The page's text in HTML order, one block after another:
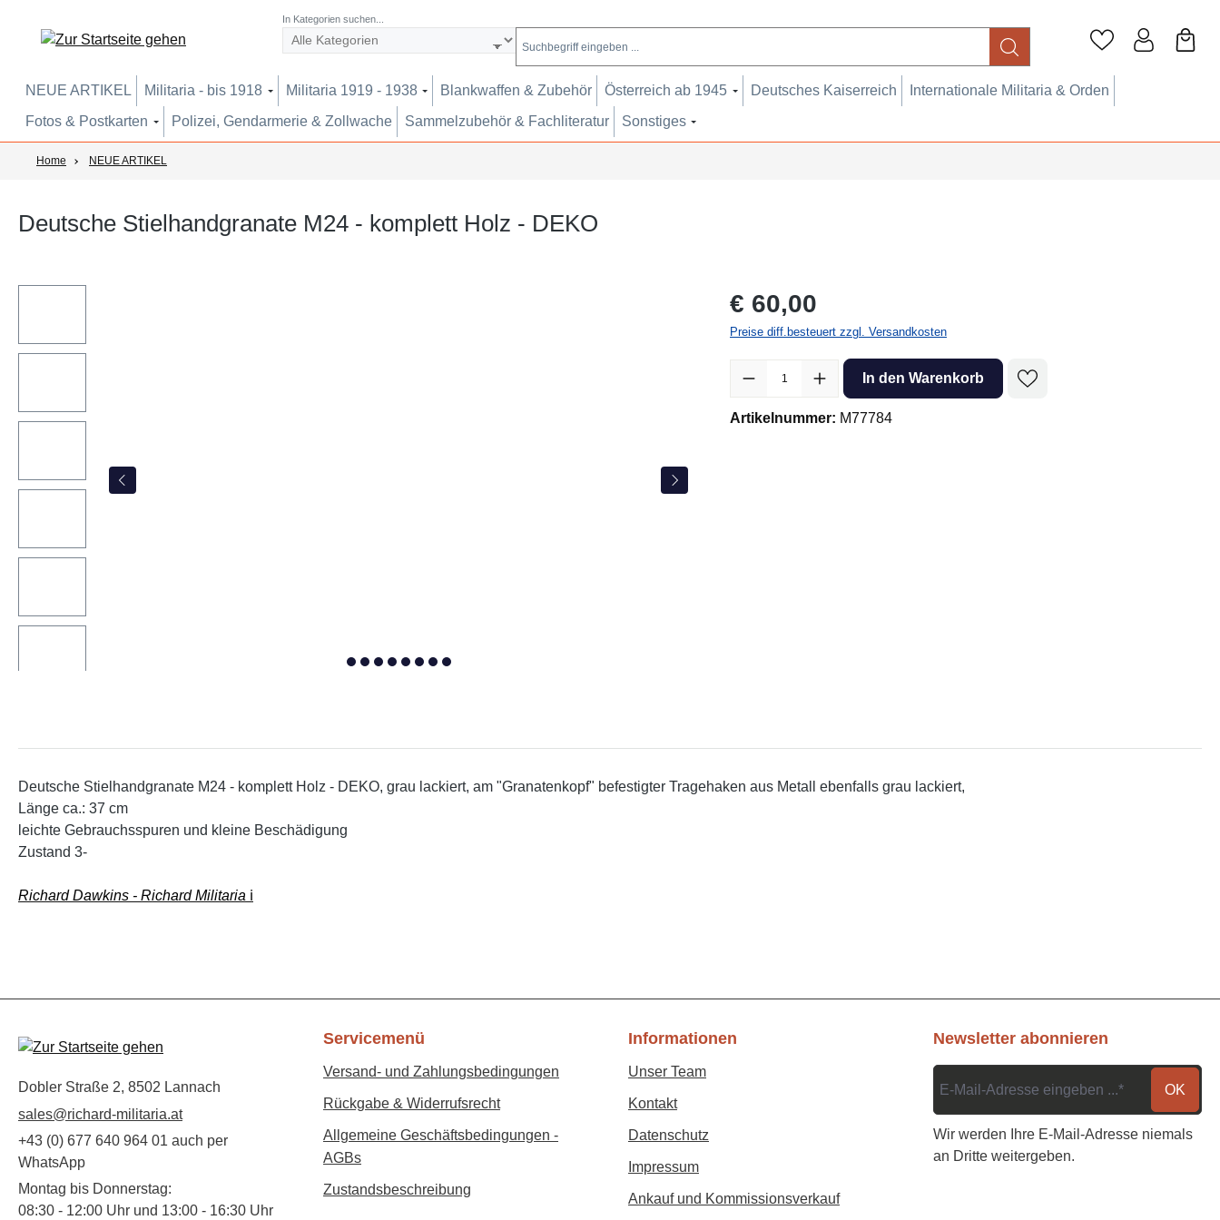
In Kategorien suchen...
NEUE ARTIKEL Militaria - bis 1918 Militaria 1919 - 1938 Blankwaffen & Zubehör Österreich ab 1945 Deutsches Kaiserreich
Internationale Militaria & Orden
Fotos & Postkarten
Polizei, Gendarmerie & Zollwache Sammelzubehör & Fachliteratur Sonstiges
Home NEUE ARTIKEL
Deutsche Stielhandgranate M24 - komplett Holz - DEKO
Regulärer Preis:
€ 60,00
Preise diff.besteuert zzgl. Versandkosten
Produkt Anzahl: Gib den gewünschten Wert ein oder benutze die Schaltflächen
In den Warenkorb
Artikelnummer: M77784
Deutsche Stielhandgranate M24 - komplett Holz - DEKO, grau lackiert, am "Granatenkopf" befestigter Tragehaken aus Metall ebenfalls grau lackiert,
Länge ca.: 37 cm
leichte Gebrauchsspuren und kleine Beschädigung
Zustand 3-
Richard Dawkins - Richard Militaria ℹ️
Dobler Straße 2, 8502 Lannach
sales@richard-militaria.at
+43 (0) 677 640 964 01 auch per
WhatsApp
Montag bis Donnerstag:
08:30 - 12:00 Uhr und 13:00 - 16:30 Uhr
Servicemenü
Versand- und Zahlungsbedingungen
Rückgabe & Widerrufsrecht
Allgemeine Geschäftsbedingungen -
AGBs
Zustandsbeschreibung
Informationen
Unser Team
Kontakt
Datenschutz
Impressum
Ankauf und Kommissionsverkauf
Newsletter abonnieren
OK
Wir werden Ihre E-Mail-Adresse niemals
an Dritte weitergeben.